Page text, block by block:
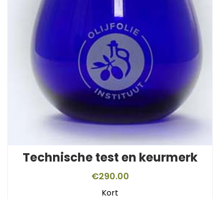
Technische test en keurmerk
€290.00
Kort